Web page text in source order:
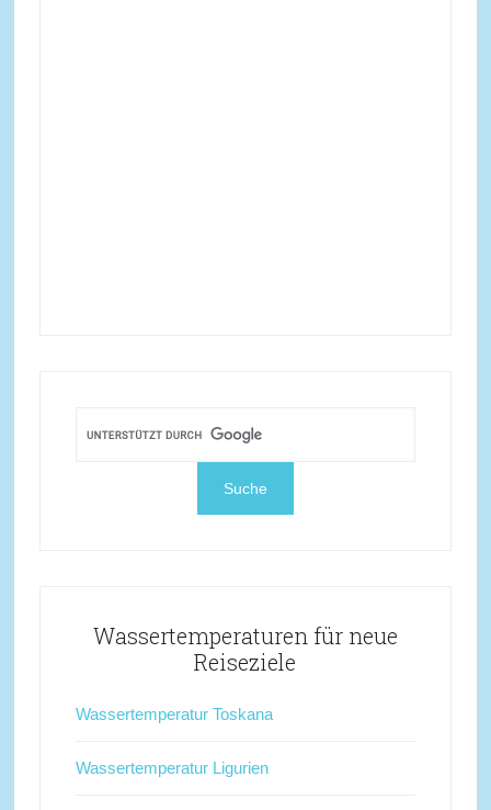
Wassertemperaturen für neue
Reiseziele
Wassertemperatur Toskana
Wassertemperatur Ligurien